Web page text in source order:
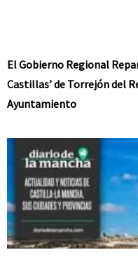
El Gobierno Regional
Castillas’ de Torrejón del
Ayuntamiento